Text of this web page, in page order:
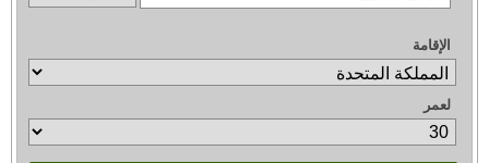
الإقامة
لعمر